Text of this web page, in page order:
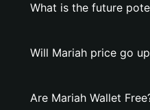
What is the future
Will Mariah price go
Are Mariah Wallet